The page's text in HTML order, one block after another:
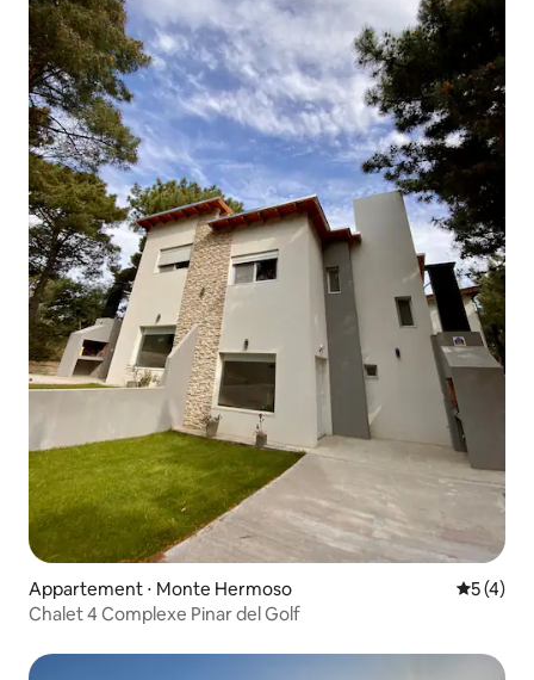
Appartement ⋅ Monte Hermoso
5 (4)
Chalet 4 Complexe Pinar del Golf